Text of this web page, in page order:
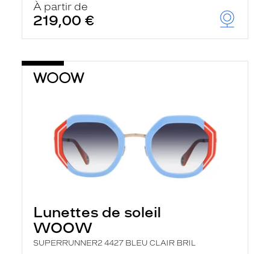
À partir de
219,00 €
Lunettes de soleil
WOOW
SUPERRUNNER2 4427 BLEU CLAIR BRIL